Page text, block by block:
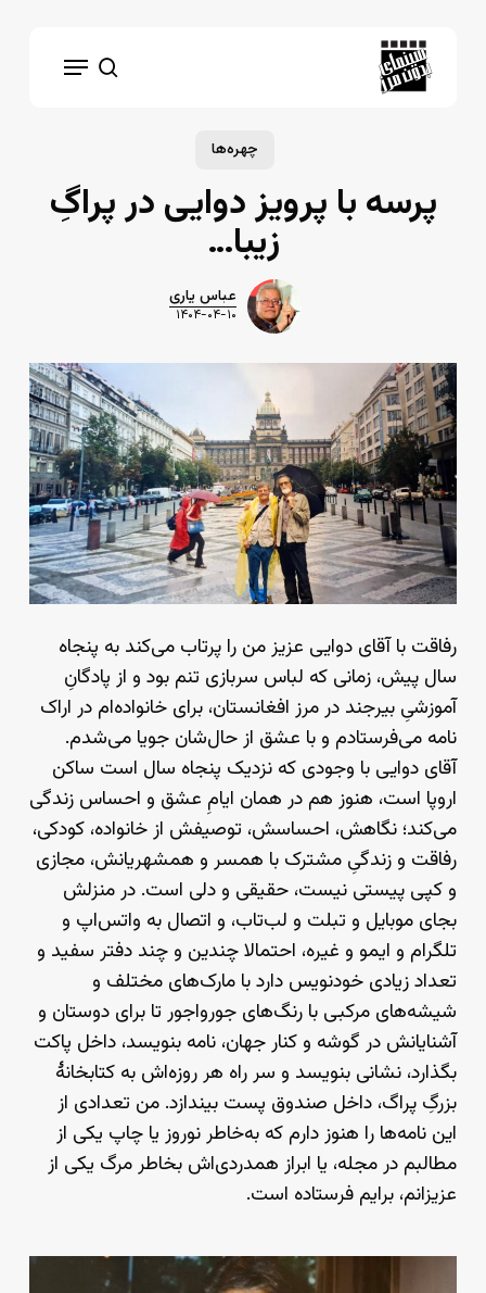
search
Menu
چهره‌ها
پرسه با پرویز دوایی در پراگِ
زیبا…
عباس یاری
۱۴۰۴-۰۴-۱۰
رفاقت با آقای دوایی عزیز من را پرتاب می‌کند به پنجاه
سال پیش، زمانی که لباس سربازی تنم بود و از پادگانِ
آموزشیِ بیرجند در مرز افغانستان، برای خانواده‌ام در اراک
نامه می‌فرستادم و با عشق از حال‌شان جویا می‌شدم.
آقای دوایی با وجودی که نزدیک پنجاه سال است ساکن
اروپا است، هنوز هم در همان ایامِ عشق و احساس زندگی
می‌کند؛ نگاهش، احساسش، توصیفش از خانواده، کودکی،
رفاقت و زندگیِ مشترک با همسر و همشهریانش، مجازی
و کپی پیستی نیست، حقیقی و دلی است. در منزلش
بجای موبایل و تبلت و لب‌تاب، و اتصال به واتس‌اپ و
تلگرام و ایمو و غیره، احتمالا چندین و چند دفتر سفید و
تعداد زیادی خودنویس دارد با مارک‌های مختلف و
شیشه‌های مرکبی با رنگ‌های جورواجور تا برای دوستان و
آشنایانش در گوشه و کنار جهان، نامه بنویسد، داخل پاکت
بگذارد، نشانی بنویسد و سر راه هر روزه‌اش به کتابخانهٔ
بزرگِ پراگ، داخل صندوق پست بیندازد. من تعدادی از
این نامه‌ها را هنوز دارم که به‌خاطر نوروز یا چاپ یکی از
مطالبم در مجله، یا ابراز همدردی‌اش بخاطر مرگ یکی از
عزیزانم، برایم فرستاده است.